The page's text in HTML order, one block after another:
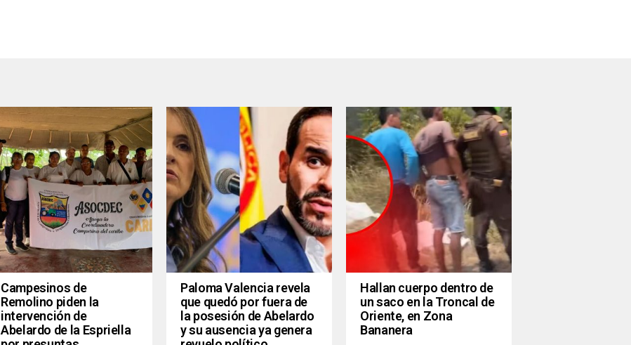
Campesinos de
Remolino piden la
intervención de
Abelardo de la Espriella
Paloma Valencia revela
que quedó por fuera de
la posesión de Abelardo
y su ausencia ya genera
Hallan cuerpo dentro de
un saco en la Troncal de
Oriente, en Zona
Bananera